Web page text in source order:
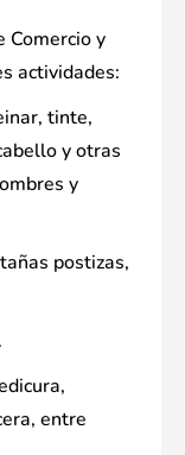
Comercio y
actividades:
tinte,
y otras
y
postizas,
entre